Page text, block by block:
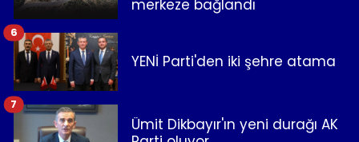
merkeze bağlandı
YENİ Parti'den iki şehre atama
6
Ümit Dikbayır'ın yeni durağı AK
7